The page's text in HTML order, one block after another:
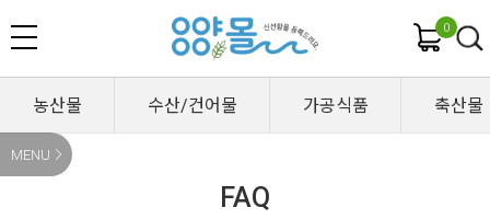
0
농산물 수산/건어물 가공식품 축산물
MENU
FAQ